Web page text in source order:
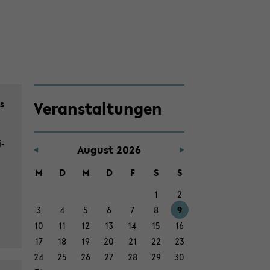
Haupt­
halt
der
Sek­
wech­
seln
Ver­an­stal­tun­gen
Au­gust 2026
M D M D F S
S
1
2
3
4 5 6 7 8
9
10
11 12 13 14 15
16
17
18 19 20 21 22
23
24
25 26 27 28 29
30